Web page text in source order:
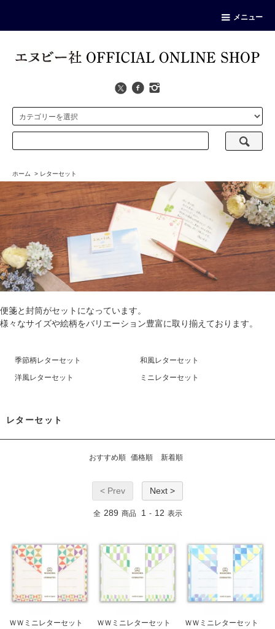
メニュー
ホーム > レターセット
便箋と封筒がセットになっています。
様々なサイズや絵柄をバリエーション豊富に取り揃えております。
季節柄レターセット
和風レターセット
洋風レターセット
ミニレターセット
レターセット
おすすめ順 価格順 新着順
< Prev Next >
全 289 商品 1 - 12 表示
ＷＷミニレターセット
ＷＷミニレターセット
ＷＷミニレターセット